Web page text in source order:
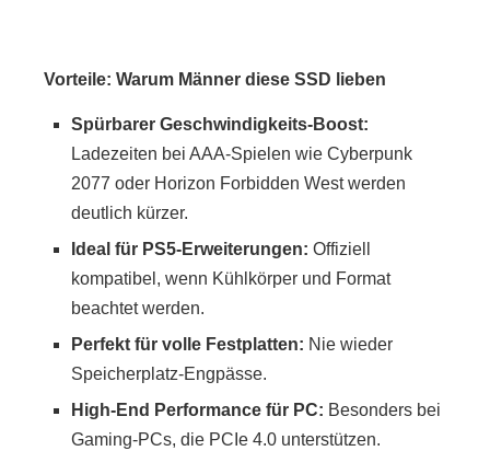
Vorteile: Warum Männer diese SSD lieben
Spürbarer Geschwindigkeits-Boost:
Ladezeiten bei AAA-Spielen wie Cyberpunk
2077 oder Horizon Forbidden West werden
deutlich kürzer.
Ideal für PS5-Erweiterungen: Offiziell
kompatibel, wenn Kühlkörper und Format
beachtet werden.
Perfekt für volle Festplatten: Nie wieder
Speicherplatz-Engpässe.
High-End Performance für PC: Besonders bei
Gaming-PCs, die PCIe 4.0 unterstützen.